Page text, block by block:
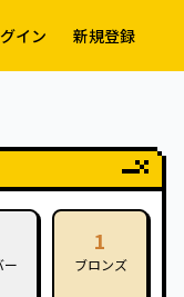
イン 新規登録
ー
1
ブロンズ